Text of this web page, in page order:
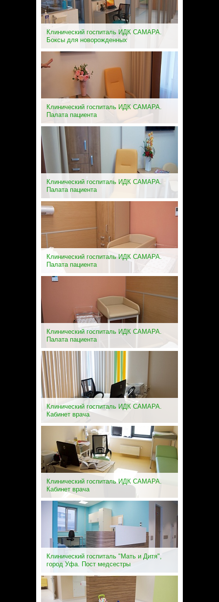
Клинический госпиталь ИДК САМАРА.
Боксы для новорожденных
Клинический госпиталь ИДК САМАРА.
Палата пациента
Клинический госпиталь ИДК САМАРА.
Палата пациента
Клинический госпиталь ИДК САМАРА.
Палата пациента
Клинический госпиталь ИДК САМАРА.
Палата пациента
Клинический госпиталь ИДК САМАРА.
Кабинет врача
Клинический госпиталь ИДК САМАРА.
Кабинет врача
Клинический госпиталь "Мать и Дитя",
город Уфа. Пост медсестры